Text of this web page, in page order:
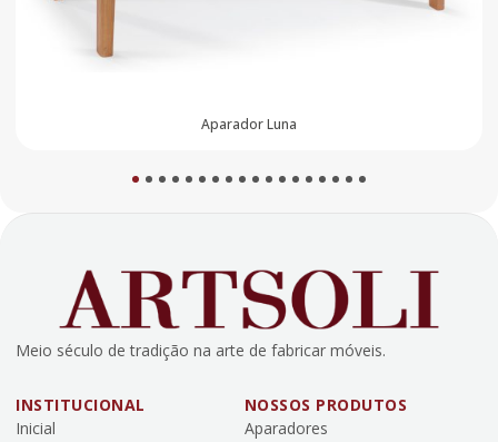
5 6 7 8 9 101112131415161718
Meio século de tradição na arte de fabricar móveis.
INSTITUCIONAL
Inicial
NOSSOS PRODUTOS
Aparadores